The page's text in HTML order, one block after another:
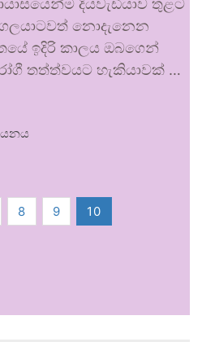
දියවැඩියාව තුළට
නොදැනෙන
ඉදිරි කාලය ඔබගෙන්
තත්ත්වයට හැකියාවක් …
8 9 10